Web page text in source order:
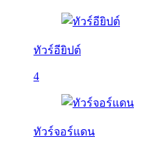
ทัวร์อียิปต์
4
ทัวร์จอร์แดน